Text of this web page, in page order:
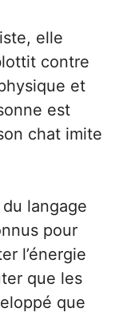
elle
contre
et
est
chat imite
langage
pour
l’énergie
que les
que